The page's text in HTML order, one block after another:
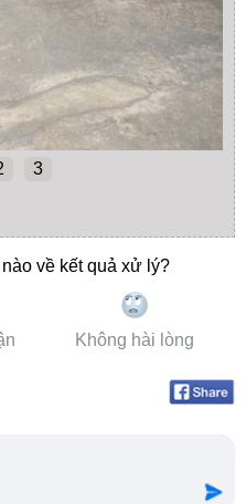
3
về kết quả xử lý?
Không hài lòng